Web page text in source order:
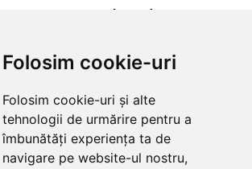
Folosim cookie-uri
Folosim cookie-uri și alte
tehnologii de urmărire pentru a
îmbunătăți experiența ta de
navigare pe website-ul nostru,
Snowboard
Echipament snowboard
Legături Rome SDS
Skate & longboard
Enuff Skateboards